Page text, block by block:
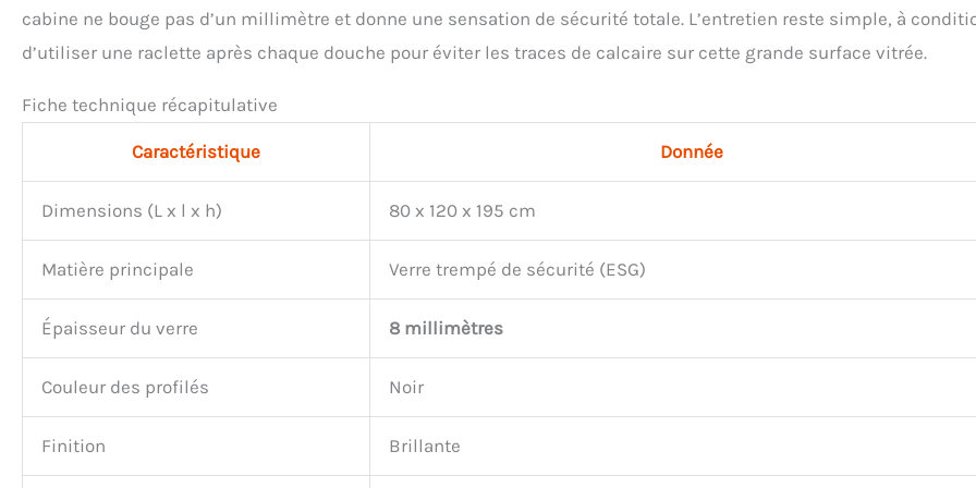
cabine ne bouge pas d’un millimètre et donne une sensation de sécurité totale. L’entretien reste simple, à
d’utiliser une raclette après chaque douche pour éviter les traces de calcaire sur cette grande surface vitrée.
Fiche technique récapitulative
Caractéristique Donnée
Dimensions (L x l x h) 80 x 120 x 195 cm
Matière principale Verre trempé de sécurité (ESG)
Épaisseur du verre 8 millimètres
Couleur des profilés Noir
Finition Brillante